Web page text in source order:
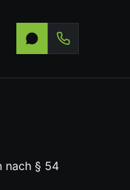
nach § 54